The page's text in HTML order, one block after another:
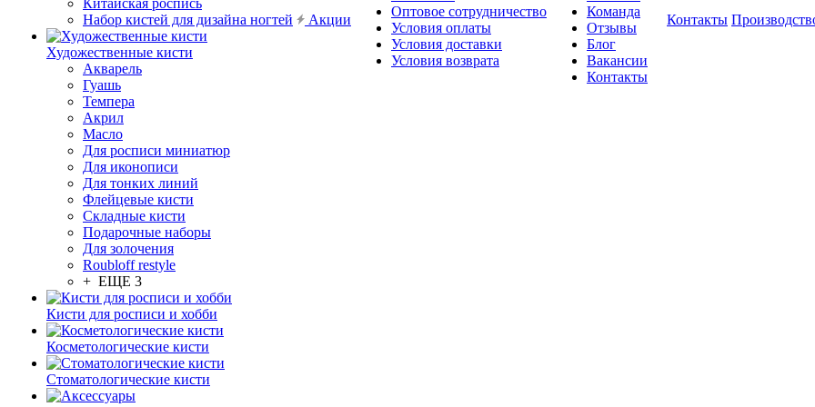
Набор кистей для дизайна ногтей
Художественные кисти
Акварель
Гуашь
Темпера
Акрил
Масло
Для росписи миниатюр
Для иконописи
Для тонких линий
Флейцевые кисти
Складные кисти
Подарочные наборы
Для золочения
Roubloff restyle
+ ЕЩЕ 3
Кисти для росписи и хобби
Косметологические кисти
Стоматологические кисти
Акции
Оптовое сотрудничество
Условия оплаты
Условия доставки
Условия возврата
Команда
Отзывы
Блог
Вакансии
Контакты
Контакты